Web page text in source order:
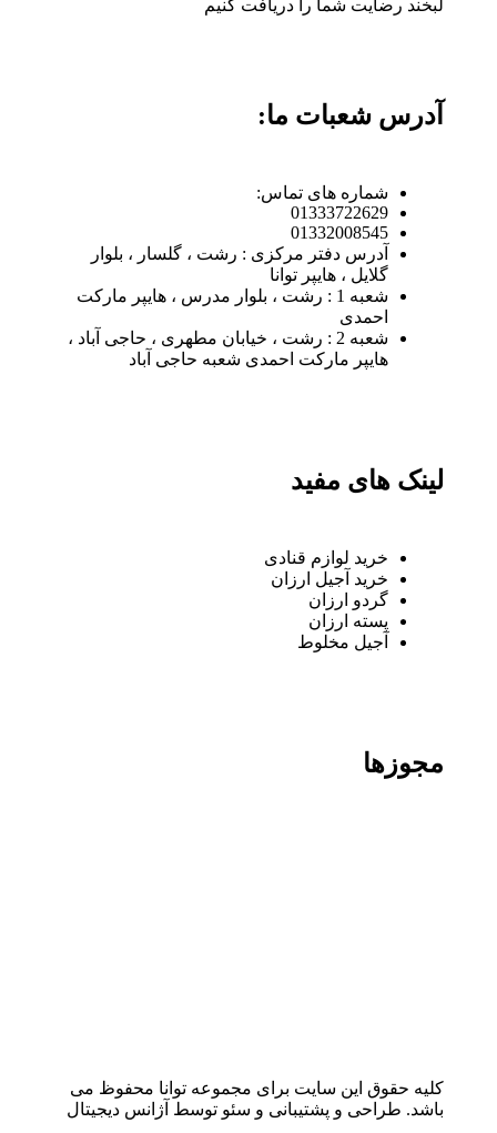
لبخند رضایت شما را دریافت کنیم
آدرس شعبات ما:
شماره های تماس:
01333722629
01332008545
آدرس دفتر مرکزی : رشت ، گلسار ، بلوار
گلایل ، هایپر توانا
شعبه 1 : رشت ، بلوار مدرس ، هایپر مارکت
احمدی
شعبه 2 : رشت ، خیابان مطهری ، حاجی آباد ،
هایپر مارکت احمدی شعبه حاجی آباد
لینک های مفید
خرید لوازم قنادی
خرید آجیل ارزان
گردو ارزان
پسته ارزان
آجیل مخلوط
مجوزها
کلیه حقوق این سایت برای مجموعه توانا محفوظ می
باشد. طراحی و پشتیبانی و سئو توسط آژانس دیجیتال